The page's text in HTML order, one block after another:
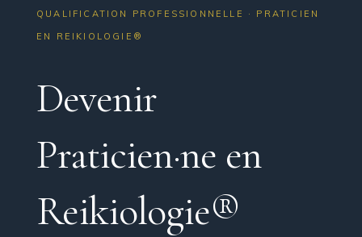
QUALIFICATION PROFESSIONNELLE · PRATICIEN
EN REIKIOLOGIE®
Devenir
Praticien·ne en
Reikiologie®